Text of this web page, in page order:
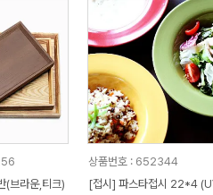
(브라운,티크)
상품번호 : 652344
[접시] 파스타접시 22*4